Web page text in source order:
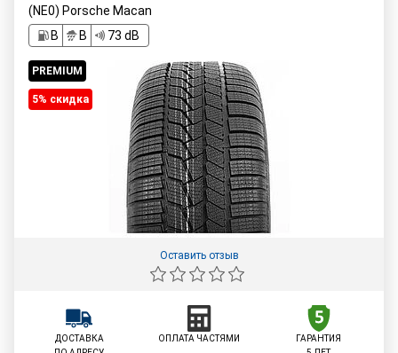
(NE0) Porsche Macan
B
B 73 dB
PREMIUM
5% cкидка
Оставить отзыв
ДОСТАВКА
ОПЛАТА ЧАСТЯМИ
ГАРАНТИЯ